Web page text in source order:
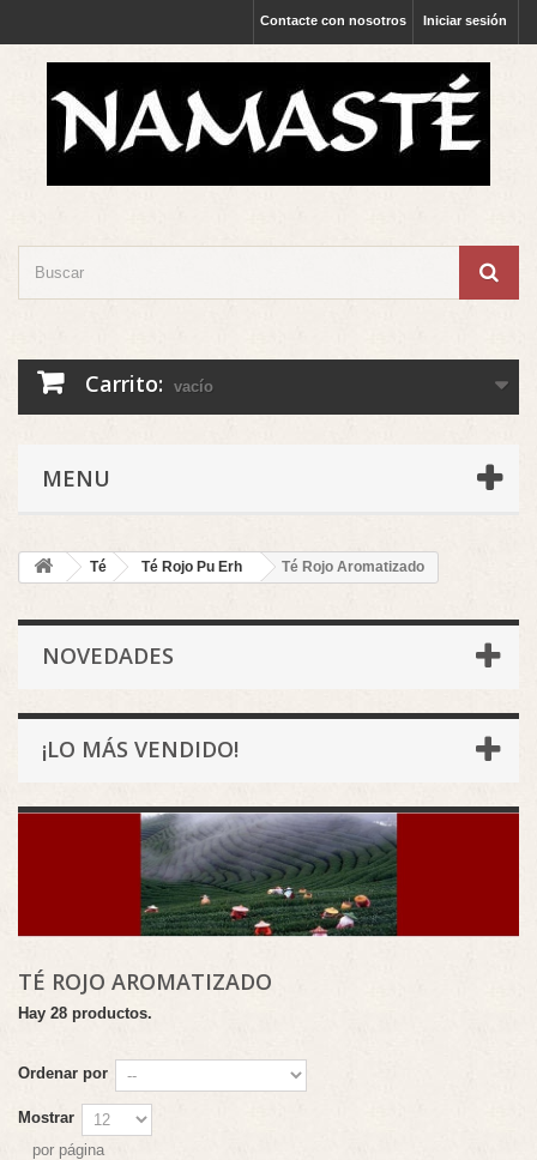
Iniciar sesión
Contacte con nosotros
Carrito: vacío
MENU
Té Té Rojo Pu Erh Té Rojo Aromatizado
NOVEDADES
¡LO MÁS VENDIDO!
TÉ ROJO AROMATIZADO
Hay 28 productos.
Ordenar por
Mostrar
por página